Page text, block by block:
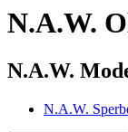
N.A.W.
N.A.W.
N.A.W.